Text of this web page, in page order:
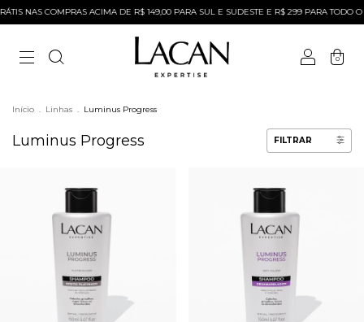
NAS COMPRAS ACIMA DE R$ 149,00 PARA SUL E SUDESTE E R$ 299 PARA TODO O
0
Início . Linhas . Luminus Progress
Luminus Progress FILTRAR